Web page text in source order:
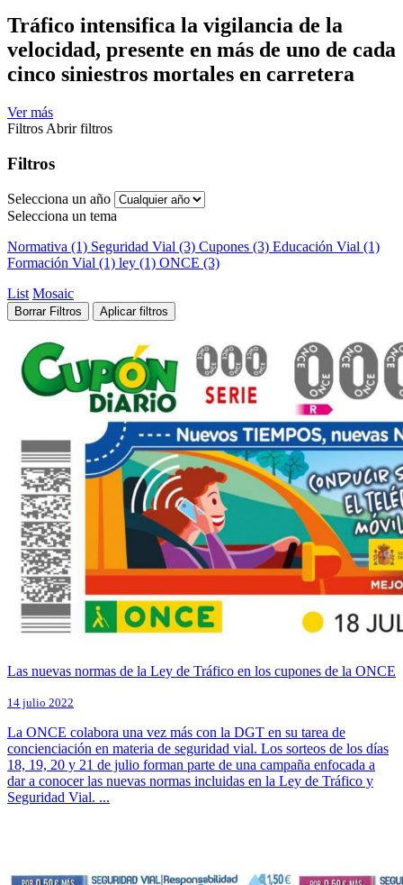
Tráfico intensifica la vigilancia de la
velocidad, presente en más de uno de cada
cinco siniestros mortales en carretera
Ver más
Filtros Abrir filtros
Filtros
Selecciona un año
Selecciona un tema
Normativa (1) Seguridad Vial (3) Cupones (3) Educación Vial (1)
Formación Vial (1) ley (1) ONCE (3)
List Mosaic
Borrar Filtros Aplicar filtros
Las nuevas normas de la Ley de Tráfico en los cupones de la ONCE
14 julio 2022
La ONCE colabora una vez más con la DGT en su tarea de
concienciación en materia de seguridad vial. Los sorteos de los días
18, 19, 20 y 21 de julio forman parte de una campaña enfocada a
dar a conocer las nuevas normas incluidas en la Ley de Tráfico y
Seguridad Vial. ...